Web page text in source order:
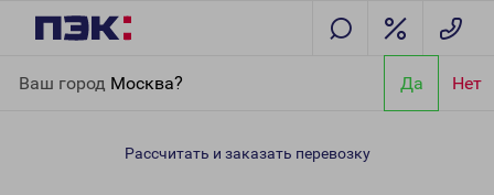
Ваш город Москва? Да Нет
Чебоксары
Рассчитать и заказать перевозку